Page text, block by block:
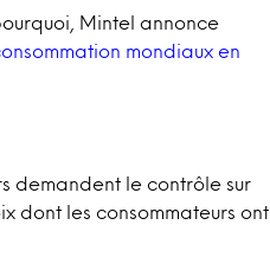
Mintel annonce
mondiaux en
demandent le contrôle sur
dont les consommateurs ont